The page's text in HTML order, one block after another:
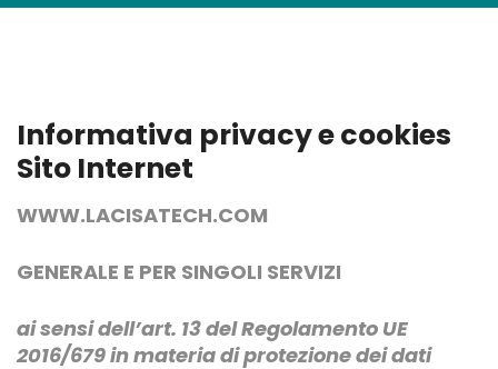
Informativa privacy e cookies
Sito Internet
WWW.LACISATECH.COM
GENERALE E PER SINGOLI SERVIZI
ai sensi dell’art. 13 del Regolamento UE
2016/679 in materia di protezione dei dati